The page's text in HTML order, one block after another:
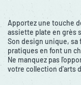
Apportez une touche
assiette plate en grès
Son design unique,
pratiques en font un
Ne manquez pas
votre collection d'arts